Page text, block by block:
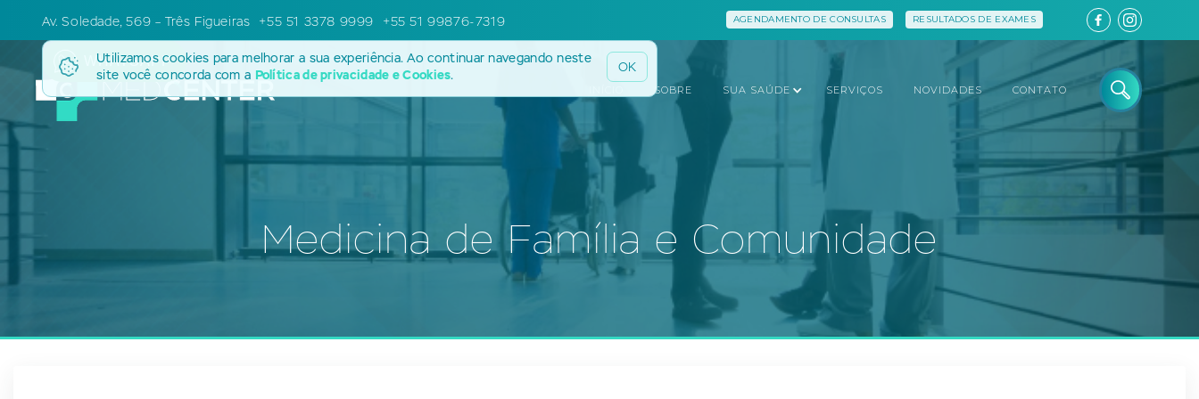
Av. Soledade, 569 – Três Figueiras +55 51 3378 9999 +55 51 99876-7319 RESULTADOS DE EXAMES
AGENDAMENTO DE CONSULTAS
WHATSAPP
Utilizamos cookies para melhorar a sua experiência. Ao continuar navegando neste
site você concorda com a Política de privacidade e Cookies. OK
SOBRE SUA SAÚDE SERVIÇOS NOVIDADES CONTATO
Medicina de Família e Comunidade